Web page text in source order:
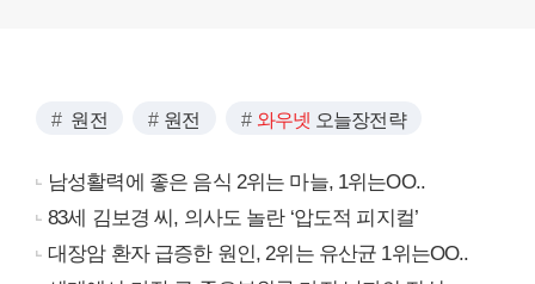
원전 원전 와우넷 오늘장전략
남성활력에 좋은 음식 2위는 마늘, 1위는OO..
83세 김보경 씨, 의사도 놀란 ‘압도적 피지컬’
대장암 환자 급증한 원인, 2위는 유산균 1위는OO..